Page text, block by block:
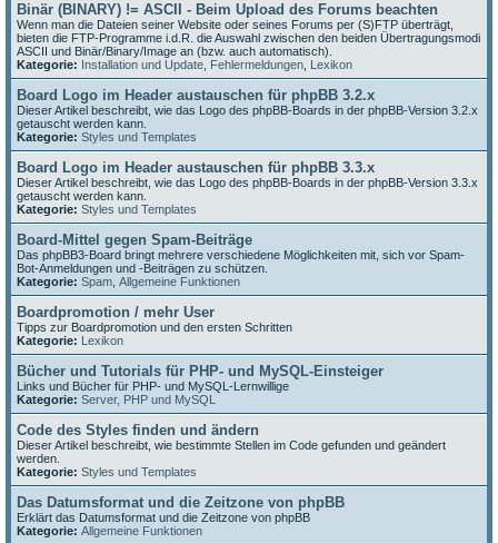
Binär (BINARY) != ASCII - Beim Upload des Forums beachten
Wenn man die Dateien seiner Website oder seines Forums per (S)FTP überträgt,
bieten die FTP-Programme i.d.R. die Auswahl zwischen den beiden Übertragungsmodi
ASCII und Binär/Binary/Image an (bzw. auch automatisch).
Kategorie: Installation und Update Fehlermeldungen Lexikon
Board Logo im Header austauschen für phpBB 3.2.x
Dieser Artikel beschreibt, wie das Logo des phpBB-Boards in der phpBB-Version 3.2.x
getauscht werden kann.
Kategorie: Styles und Templates
Board Logo im Header austauschen für phpBB 3.3.x
Dieser Artikel beschreibt, wie das Logo des phpBB-Boards in der phpBB-Version 3.3.x
getauscht werden kann.
Kategorie: Styles und Templates
Board-Mittel gegen Spam-Beiträge
Das phpBB3-Board bringt mehrere verschiedene Möglichkeiten mit, sich vor Spam-
Bot-Anmeldungen und -Beiträgen zu schützen.
Kategorie: Spam Allgemeine Funktionen
Boardpromotion / mehr User
Tipps zur Boardpromotion und den ersten Schritten
Kategorie: Lexikon
Bücher und Tutorials für PHP- und MySQL-Einsteiger
Links und Bücher für PHP- und MySQL-Lernwillige
Kategorie: Server, PHP und MySQL
Code des Styles finden und ändern
Dieser Artikel beschreibt, wie bestimmte Stellen im Code gefunden und geändert
werden.
Kategorie: Styles und Templates
Das Datumsformat und die Zeitzone von phpBB
Erklärt das Datumsformat und die Zeitzone von phpBB
Kategorie: Allgemeine Funktionen